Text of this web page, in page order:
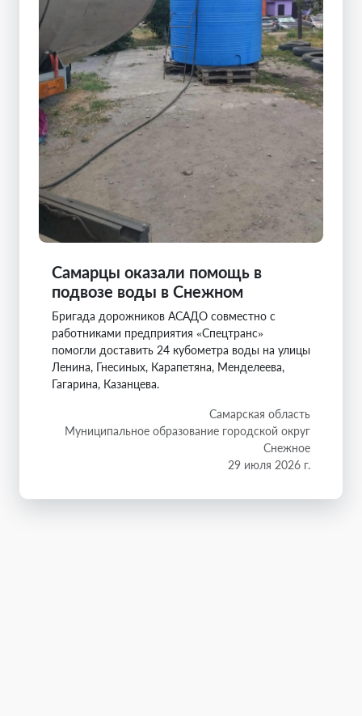
Самарцы оказали помощь в
подвозе воды в Снежном
Бригада дорожников АСАДО совместно с
работниками предприятия «Спецтранс»
помогли доставить 24 кубометра воды на улицы
Ленина, Гнесиных, Карапетяна, Менделеева,
Гагарина, Казанцева.
Самарская область
Муниципальное образование городской округ
Снежное
29 июля 2026 г.